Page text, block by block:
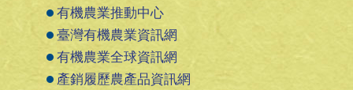
有機農業推動中心
臺灣有機農業資訊網
有機農業全球資訊網
產銷履歷農產品資訊網